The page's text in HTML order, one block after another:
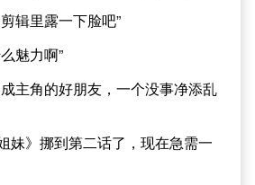
辑里露一下脸吧”
魅力啊”
主角的好朋友，一个没事净添乱
》挪到第二话了，现在急需一